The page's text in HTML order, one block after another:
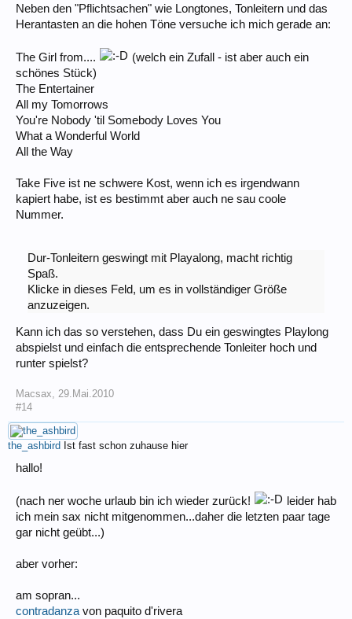
Neben den "Pflichtsachen" wie Longtones, Tonleitern und das
Herantasten an die hohen Töne versuche ich mich gerade an:
The Girl from....
(welch ein Zufall - ist aber auch ein
schönes Stück)
The Entertainer
All my Tomorrows
You're Nobody 'til Somebody Loves You
What a Wonderful World
All the Way
Take Five ist ne schwere Kost, wenn ich es irgendwann
kapiert habe, ist es bestimmt aber auch ne sau coole
Nummer.
Dur-Tonleitern geswingt mit Playalong, macht richtig
Spaß.
Klicke in dieses Feld, um es in vollständiger Größe
anzuzeigen.
Kann ich das so verstehen, dass Du ein geswingtes Playlong
abspielst und einfach die entsprechende Tonleiter hoch und
runter spielst?
Macsax, 29.Mai.2010
#14
the_ashbird Ist fast schon zuhause hier
hallo!
(nach ner woche urlaub bin ich wieder zurück!
leider hab
ich mein sax nicht mitgenommen...daher die letzten paar tage
gar nicht geübt...)
aber vorher:
am sopran...
contradanzavon paquito d'rivera